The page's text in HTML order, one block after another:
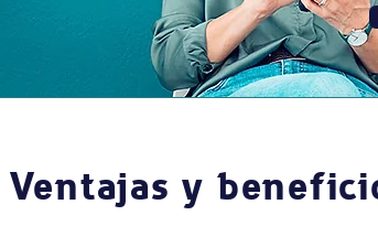
Ventajas y